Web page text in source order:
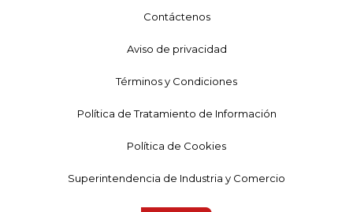
Contáctenos
Aviso de privacidad
Términos y Condiciones
Política de Tratamiento de Información
Política de Cookies
Superintendencia de Industria y Comercio